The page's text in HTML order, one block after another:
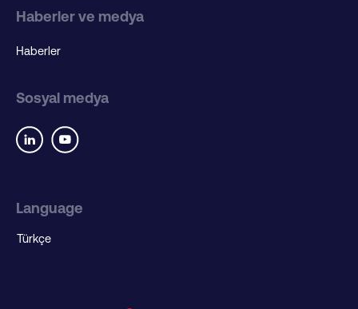
Haberler ve medya
Haberler
Sosyal medya
Language